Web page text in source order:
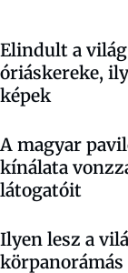
Elindult a
óriáskereke,
képek
A magyar
kínálata
látogatóit
Ilyen lesz a